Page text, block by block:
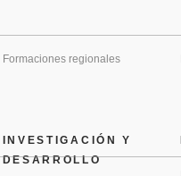
Formaciones regionales
INVESTIGACIÓN Y
DESARROLLO